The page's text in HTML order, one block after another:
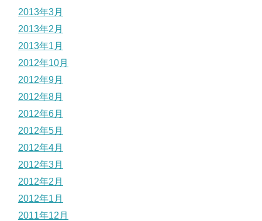
2013年3月
2013年2月
2013年1月
2012年10月
2012年9月
2012年8月
2012年6月
2012年5月
2012年4月
2012年3月
2012年2月
2012年1月
2011年12月